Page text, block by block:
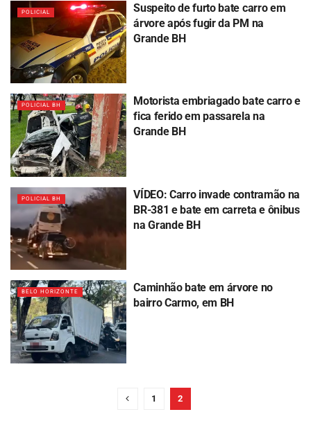
POLICIAL
Suspeito de furto bate carro em
árvore após fugir da PM na
Grande BH
POLICIAL BH
Motorista embriagado bate carro e
fica ferido em passarela na
Grande BH
POLICIAL BH
VÍDEO: Carro invade contramão na
BR-381 e bate em carreta e ônibus
na Grande BH
BELO HORIZONTE
Caminhão bate em árvore no
bairro Carmo, em BH
1 2